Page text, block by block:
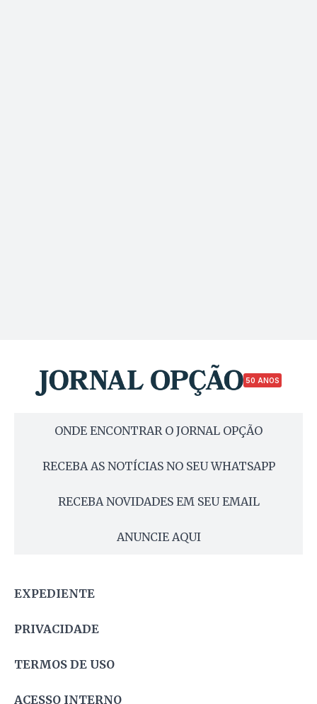
50 ANOS
ONDE ENCONTRAR O JORNAL OPÇÃO
RECEBA AS NOTÍCIAS NO SEU WHATSAPP
RECEBA NOVIDADES EM SEU EMAIL
ANUNCIE AQUI
EXPEDIENTE
PRIVACIDADE
TERMOS DE USO
ACESSO INTERNO